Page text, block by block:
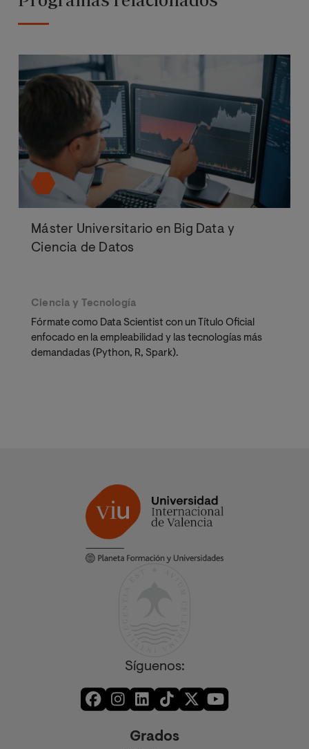
Máster Universitario en Big Data y
Ciencia de Datos
Ciencia y Tecnología
Fórmate como Data Scientist con un Título Oficial
enfocado en la empleabilidad y las tecnologías más
demandadas (Python, R, Spark).
Síguenos:
Grados